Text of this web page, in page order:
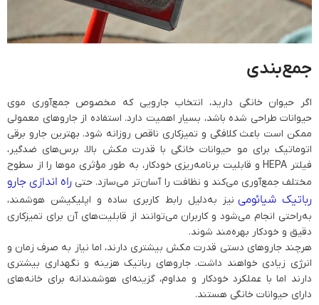
جمع‌بندی
اگر حیوان خانگی دارید، انتخاب جارویی که مخصوص جمع‌آوری موی
حیوانات طراحی شده باشد، بسیار اهمیت دارد. استفاده از جاروهای معمولی
ممکن است باعث کلافگی و تمیزکاری ناقص روزانه شود. بهترین جارو برقی
اتوماتیک برای مو حیوانات خانگی با قدرت مکش بالا، برس‌های ضدگیر،
فیلتر HEPA و قابلیت برنامه‌ریزی خودکار، به طور مؤثری موها را از سطوح
مختلف جمع‌آوری می‌کند و نظافت را آسان‌تر می‌سازد. حتی راه اندازی جارو
رباتیک شیائومی نیز به‌دلیل رابط کاربری ساده و اپلیکیشن هوشمند،
به‌راحتی انجام می‌شود و کاربران می‌توانند از قابلیت‌های آن برای تمیزکاری
دقیق و خودکار بهره‌مند شوند.
هرچند جاروهای دستی قدرت مکش بیشتری دارند، اما نیاز به صرف زمان و
انرژی زیادی خواهند داشت. جاروهای رباتیک هزینه و نگهداری بیشتری
دارند اما با عملکرد خودکار و مداوم، گزینه‌ای هوشمندانه برای خانه‌های
دارای حیوانات خانگی هستند.